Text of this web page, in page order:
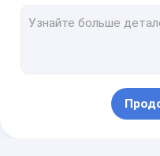
Коксиальный